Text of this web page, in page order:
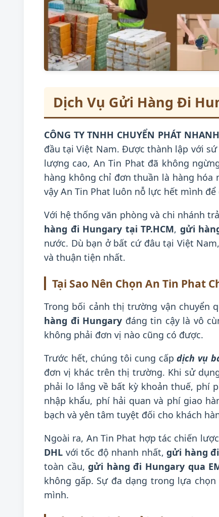
Dịch Vụ Gửi Hàng Đi
CÔNG TY TNHH CHUYỂN PHÁT
đầu tại Việt Nam. Được thành lập với
lượng cao, An Tin Phat đã không
hàng không chỉ đơn thuần là hàng
vậy An Tin Phat luôn nỗ lực hết mình
Với hệ thống văn phòng và chi nhánh
hàng đi Hungary tại TP.HCM, gửi
nước. Dù bạn ở bất cứ đâu tại Việt
và thuận tiện nhất.
Tại Sao Nên Chọn An Tin Phat
Trong bối cảnh thị trường vận chuyển
hàng đi Hungary đáng tin cậy là vô
không phải đơn vị nào cũng có được.
Trước hết, chúng tôi cung cấpdịch vụ
đơn vị khác trên thị trường. Khi sử
phải lo lắng về bất kỳ khoản thuế, phí
nhập khẩu, phí hải quan và phí giao
bạch và yên tâm tuyệt đối cho khách
Ngoài ra, An Tin Phat hợp tác chiến
DHL với tốc độ nhanh nhất,gửi hàng
toàn cầu,gửi hàng đi Hungary qua
không gấp. Sự đa dạng trong lựa
mình.